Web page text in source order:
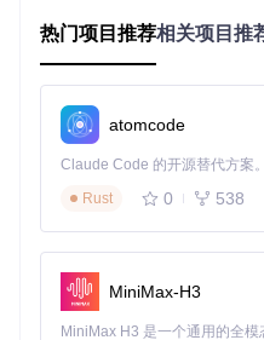
📋 分阶使用：从入门
环境准备
确保你的Mac已安装
启动与初始设置
终端输入
择默认语言和主题。建议
使后续扫描速度提升40%
热门项目推荐相关项目推
atomcode
Rust
0 538
MiniMax-H3